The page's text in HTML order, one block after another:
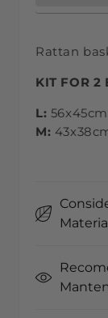
Rattan
KIT FOR 2
L: 56x45cm
M: